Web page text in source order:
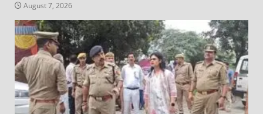
August 7, 2026